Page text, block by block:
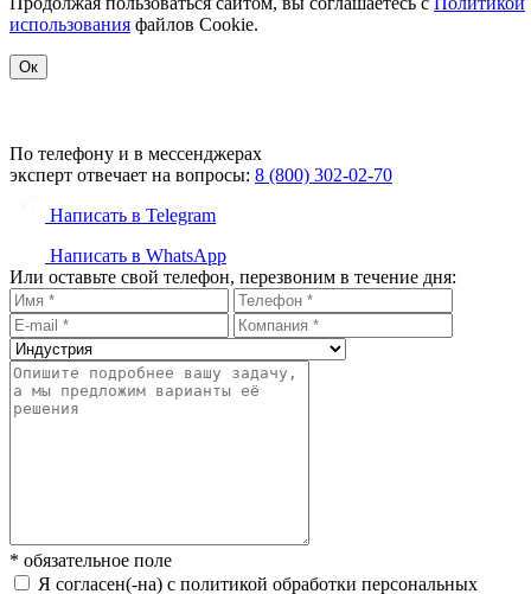
использования файлов Сookie.
Ок
По телефону и в мессенджерах
эксперт отвечает на вопросы: 8 (800) 302-02-70
Написать в Telegram
Написать в WhatsApp
Или оставьте свой телефон, перезвоним в течение дня:
* обязательное поле
Я согласен(-на) с политикой обработки персональных